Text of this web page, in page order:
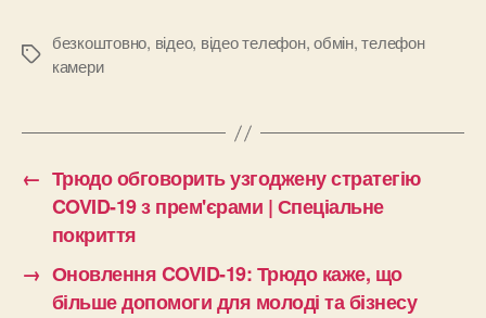
Позначки
безкоштовно, відео, відео телефон,обмін,телефон
камери
← Трюдо обговорить узгоджену стратегію
COVID-19 з прем'єрами | Спеціальне
покриття
→ Оновлення COVID-19: Трюдо каже, що
більше допомоги для молоді та бізнесу